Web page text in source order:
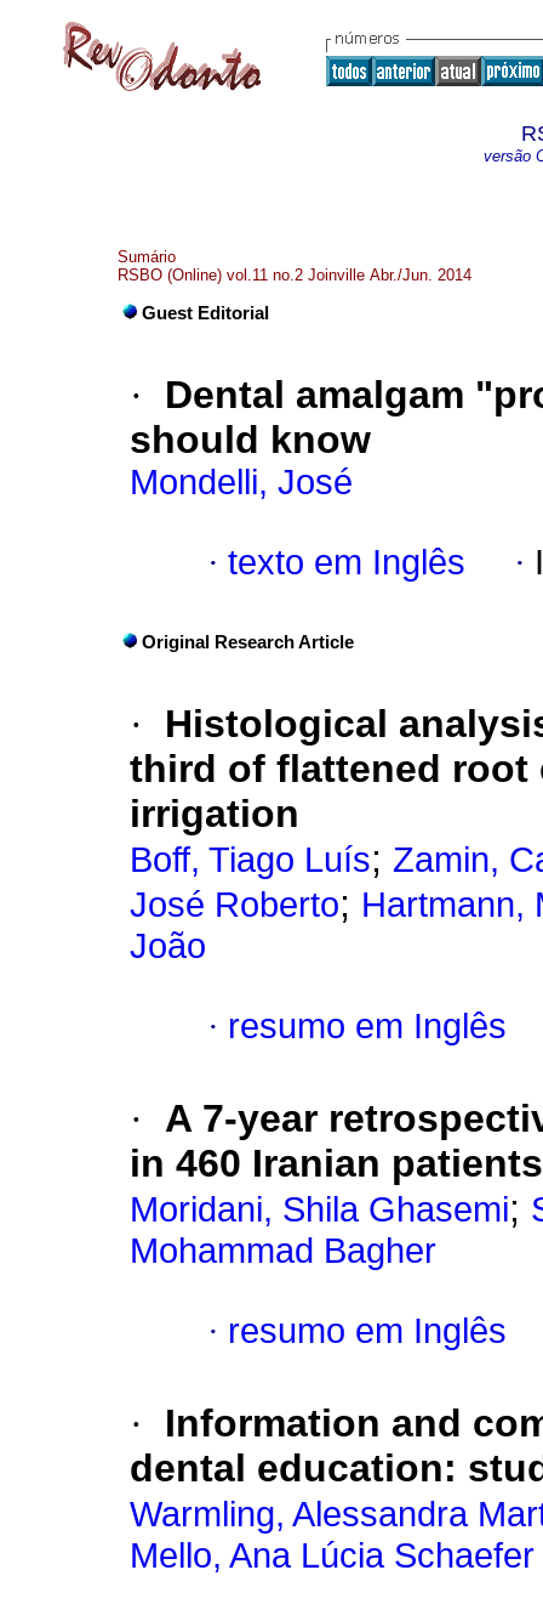
versão
Sumário
RSBO (Online) vol.11 no.2 Joinville Abr./Jun. 2014
Guest Editorial
·
Dental amalgam
should know
Mondelli, José
· texto em Inglês ·
Original Research Article
·
Histological
third of flattened root
irrigation
Boff, Tiago Luís; Zamin,
José Roberto; Hartmann,
João
· resumo em Inglês
·
A 7-year
in 460 Iranian patients
Moridani, Shila Ghasemi;
Mohammad Bagher
· resumo em Inglês
·
Information and
dental education:
Warmling, Alessandra
Mello, Ana Lúcia